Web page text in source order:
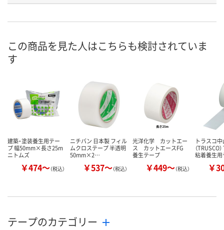
号
お届け日
数量
カゴへ カ
この商品を見た人はこちらも検討されていま
す
建築・塗装養生用テー
プ 幅50mm×長さ25m
ニトムズ
￥474～（税込）
ニチバン 日本製 フィル
ムクロステープ 半透明
50mm×2…
￥537～（税込）
光洋化学 カットエー
ス カットエースFG
養生テープ
￥449～（税込）
トラスコ中
（TRUSCO
粘着養生
￥
テープのカテゴリー